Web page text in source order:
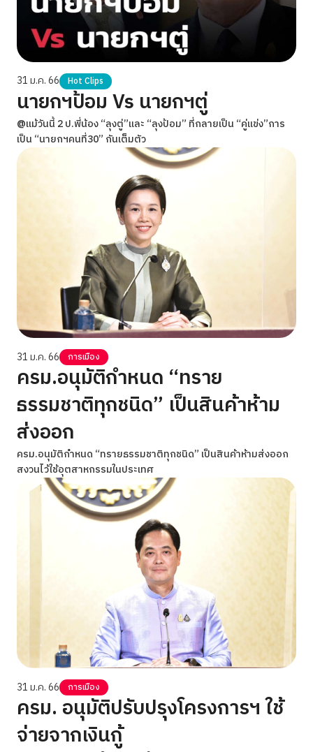
31 ม.ค. 66 Hot Clips
นายกฯป้อม Vs นายกฯตู่
@แม้วันนี้ 2 ป.พี่น้อง “ลุงตู่”และ “ลุงป้อม” ที่กลายเป็น “คู่แข่ง”การ
เป็น “นายกฯคนที่30” กันเต็มตัว
31 ม.ค. 66 การเมือง
ครม.อนุมัติกำหนด “ทราย
ธรรมชาติทุกชนิด” เป็นสินค้าห้าม
ส่งออก
ครม.อนุมัติกำหนด “ทรายธรรมชาติทุกชนิด” เป็นสินค้าห้ามส่งออก
สงวนไว้ใช้อุตสาหกรรมในประเทศ
31 ม.ค. 66 การเมือง
ครม. อนุมัติปรับปรุงโครงการฯ ใช้
จ่ายจากเงินกู้